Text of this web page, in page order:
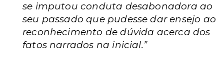
se imputou conduta desabonadora ao
seu passado que pudesse dar ensejo ao
reconhecimento de dúvida acerca dos
fatos narrados na inicial.”